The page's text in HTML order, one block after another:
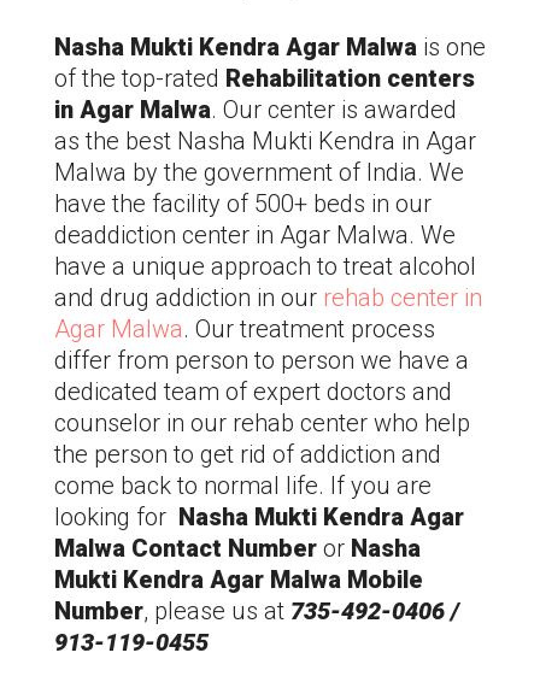
Nasha Mukti Kendra Agar Malwa is one
of the top-rated Rehabilitation centers
in Agar Malwa. Our center is awarded
as the best Nasha Mukti Kendra in Agar
Malwa by the government of India. We
have the facility of 500+ beds in our
deaddiction center in Agar Malwa. We
have a unique approach to treat alcohol
and drug addiction in our rehab center in
Agar Malwa. Our treatment process
differ from person to person we have a
dedicated team of expert doctors and
counselor in our rehab center who help
the person to get rid of addiction and
come back to normal life. If you are
looking for Nasha Mukti Kendra Agar
Malwa Contact Number or Nasha
Mukti Kendra Agar Malwa Mobile
Number, please us at 735-492-0406 /
913-119-0455